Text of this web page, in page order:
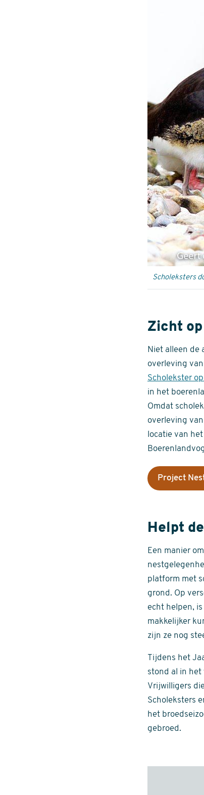
Scholeksters
Zicht
Niet alleen de
overleving
Scholekster
in het
Omdat
overleving
locatie van
Project
Helpt
Een manier
platform met
grond. Op
echt helpen,
makkelijker
zijn ze nog
Tijdens het
stond al in het
Vrijwilligers
Scholeksters
het
gebroed.